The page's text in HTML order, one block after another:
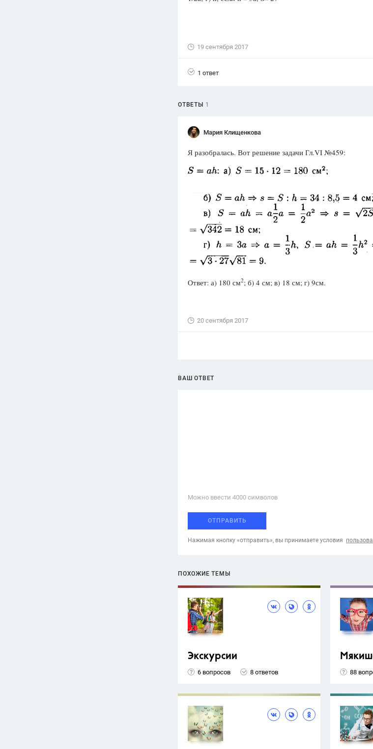
Олимпиады
Spotlight
280 ответов
19 сентября 2017
1 ответ
ОТВЕТЫ 1
Мария Клищенкова
Я разобралась. Вот решение задачи Гл.VI №459:
Ответ: а) 180 см2; б) 4 см; в) 18 см; г) 9см.
20 сентября 2017
ВАШ ОТВЕТ
Можно ввести 4000 cимволов
ОТПРАВИТЬ
Нажимая кнопку «отправить», вы принимаете условия
ПОХОЖИЕ ТЕМЫ
Экскурсии
6 вопросов 8 ответов 88